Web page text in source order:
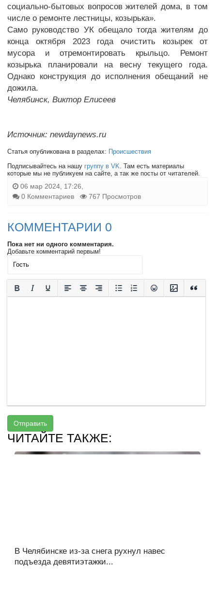
социально-бытовых вопросов жителей дома, в том
числе о ремонте лестницы, козырька».
Само руководство УК обещало тогда жителям до
конца октября 2023 года очистить козырек от
мусора и отремонтировать крыльцо. Ремонт
козырька планировали на весну текущего года.
Однако конструкция до исполнения обещаний не
дожила.
Челябинск, Виктор Елисеев
Источник: newdaynews.ru
Статья опубликована в разделах: Происшествия
Подписывайтесь на нашу группу в VK . Там есть материалы
которые мы не публикуем на сайте, а так же посты от читателей.
06 мар 2024, 17:26,
0 Комментариев
767 Просмотров
КОММЕНТАРИИ 0
Пока нет ни одного комментария.
Добавьте комментарий первым!
Отправить
ЧИТАЙТЕ ТАКЖЕ:
В Челябинске из-за снега рухнул навес
подъезда девятиэтажки...